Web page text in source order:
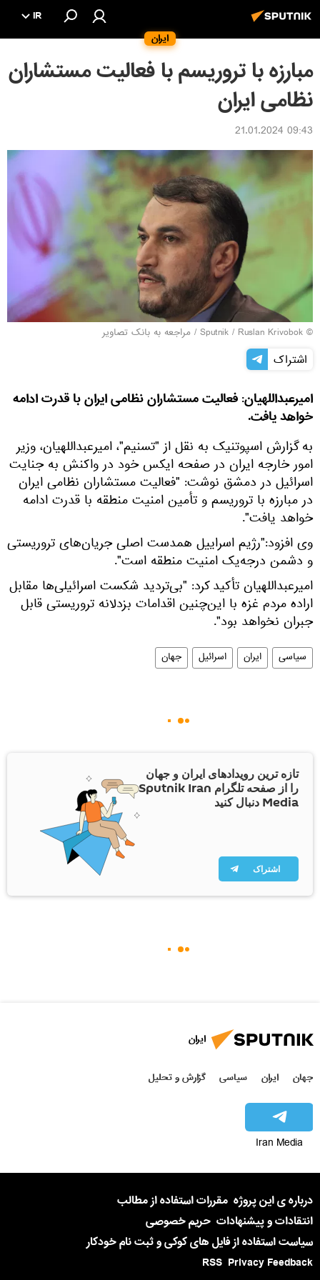
ایران
IR
مبارزه با تروریسم با فعالیت مستشاران
نظامی ایران
09:43 21.01.2024
© Sputnik / Ruslan Krivobok
/ مراجعه به بانک تصاویر
اشتراک
امیرعبداللهیان: فعالیت مستشاران نظامی ایران با قدرت ادامه
خواهد یافت.
به گزارش اسپوتنیک به نقل از "تسنیم"، امیرعبداللهیان، وزیر
امور خارجه ایران در صفحه ایکس خود در واکنش به جنایت
اسرائیل در دمشق نوشت: "فعالیت مستشاران نظامی ایران
در مبارزه با تروریسم و تأمین امنیت منطقه با قدرت ادامه
خواهد یافت".
وی افزود:"رژیم اسراییل همدست اصلی جریان‌های تروریستی
و دشمن درجه‌یک امنیت منطقه است".
امیرعبداللهیان تأکید کرد: "بی‌تردید شکست اسرائیلی‌ها مقابل
اراده مردم غزه با این‌چنین اقدامات بزدلانه تروریستی قابل
جبران نخواهد بود".
سیاسی ایران اسرائیل جهان
تازه ترین رویدادهای ایران و جهان
را از صفحه تلگرام Sputnik Iran
Media دنبال کنید
اشتراک
ایران
جهان ایران سیاسی گزارش و تحلیل
Iran Media
درباره ی این پروژه مقررات استفاده از مطالب
انتقادات و پیشنهادات حریم خصوصی
سیاست استفاده از فایل های کوکی و ثبت نام خودکار
Privacy Feedback
RSS